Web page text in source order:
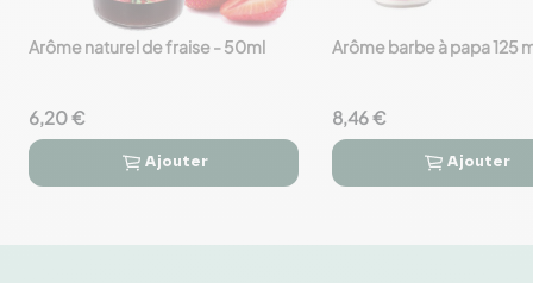
favorite_border
Arôme naturel de fraise - 50ml
6,20 €
 
Ajouter
favorite_border
Arôme barbe à papa 125
8,46 €
 
Ajouter